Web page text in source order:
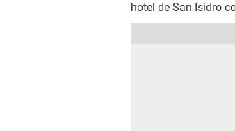
hotel de San Isidro